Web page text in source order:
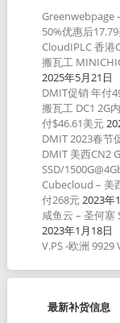
Greenwebpage
50%优惠后
CloudIPLC 香港
搬瓦工
2025年5月21日
DMIT促销 年付
搬瓦工 DC1 2G
付$46.61美元
DMIT 2023春节
DMIT 美西CN2
SSD/
Cubecloud – 美
付268元2023年
咸鱼云 – 圣何塞
2023年1月18日
V.PS -欧洲 9929
最新补货信息